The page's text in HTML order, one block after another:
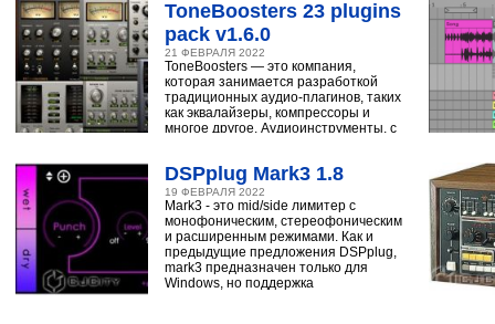
ToneBoosters 23 plugins
pack v1.6.0
21 ФЕВРАЛЯ 2022
ToneBoosters — это компания,
которая занимается разработкой
традиционных аудио-плагинов, таких
как эквалайзеры, компрессоры и
многое другое. Аудиоинструменты, с
DSPplug Mark3 1.8
19 ФЕВРАЛЯ 2022
Mark3 - это mid/side лимитер с
монофоническим, стереофоническим
и расширенным режимами. Как и
предыдущие предложения DSPplug,
mark3 предназначен только для
Windows, но поддержка